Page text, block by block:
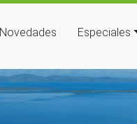
Novedades Especiales